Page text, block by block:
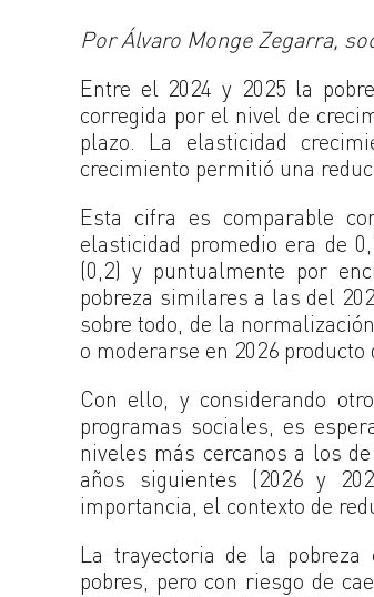
Por Álvaro Monge Zegarra,
Entre el 2024 y 2025 la
corregida por el nivel de
plazo. La elasticidad
crecimiento permitió una
Esta cifra es comparable
elasticidad promedio era de
(0,2) y puntualmente por
pobreza similares a las del
sobre todo, de la
o moderarse en 2026
Con ello, y considerando
programas sociales, es
niveles más cercanos a los
años siguientes (2026 y
importancia, el contexto de
La trayectoria de la
pobres, pero con riesgo de